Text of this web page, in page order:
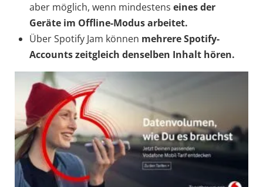
aber möglich, wenn mindestens eines der
Geräte im Offline-Modus arbeitet.
Über Spotify Jam können mehrere Spotify-
Accounts zeitgleich denselben Inhalt hören.